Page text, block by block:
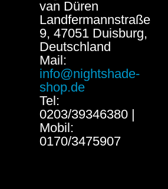
van Düren
Landfermannstraße
9, 47051 Duisburg,
Deutschland
Mail:
info@nightshade-
shop.de
Tel:
0203/39346380 |
Mobil:
0170/3475907